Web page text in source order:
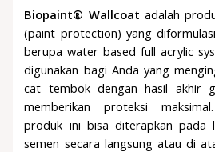
Biopaint® Wallcoat adalah
(paint protection) yang
berupa water based full acrylic
digunakan bagi Anda yang
cat tembok dengan hasil akhir
memberikan proteksi
produk ini bisa diterapkan pada
semen secara langsung atau di